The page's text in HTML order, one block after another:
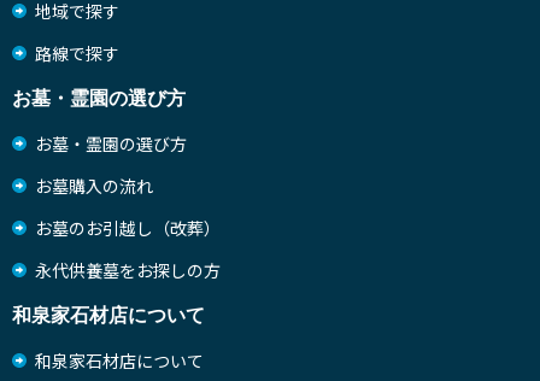
地域で探す
路線で探す
お墓・霊園の選び方
お墓・霊園の選び方
お墓購入の流れ
お墓のお引越し（改葬）
永代供養墓をお探しの方
和泉家石材店について
和泉家石材店について